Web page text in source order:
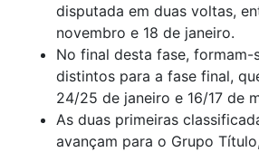
disputada em duas voltas,
novembro e 18 de janeiro.
No final desta fase, formam-
distintos para a fase final,
24/25 de janeiro e 16/17 de
As duas primeiras
avançam para o Grupo